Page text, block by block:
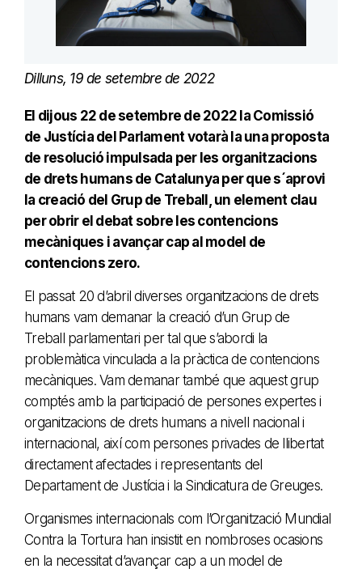
Dilluns, 19 de setembre de 2022
El dijous 22 de setembre de 2022 la Comissió
de Justícia del Parlament votarà la una proposta
de resolució impulsada per les organitzacions
de drets humans de Catalunya per que s´aprovi
la creació del Grup de Treball, un element clau
per obrir el debat sobre les contencions
mecàniques i avançar cap al model de
contencions zero.
El passat 20 d’abril diverses organitzacions de drets
humans vam demanar la creació d’un Grup de
Treball parlamentari per tal que s’abordi la
problemàtica vinculada a la pràctica de contencions
mecàniques. Vam demanar també que aquest grup
comptés amb la participació de persones expertes i
organitzacions de drets humans a nivell nacional i
internacional, així com persones privades de llibertat
directament afectades i representants del
Departament de Justícia i la Sindicatura de Greuges.
Organismes internacionals com l’Organització Mundial
Contra la Tortura han insistit en nombroses ocasions
en la necessitat d’avançar cap a un model de